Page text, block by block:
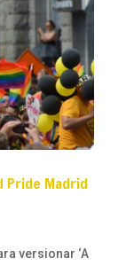
Pride Madrid
versionar ‘A